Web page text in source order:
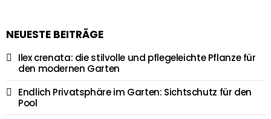
NEUESTE BEITRÄGE
Ilex crenata: die stilvolle und pflegeleichte Pflanze für
den modernen Garten
Endlich Privatsphäre im Garten: Sichtschutz für den
Pool